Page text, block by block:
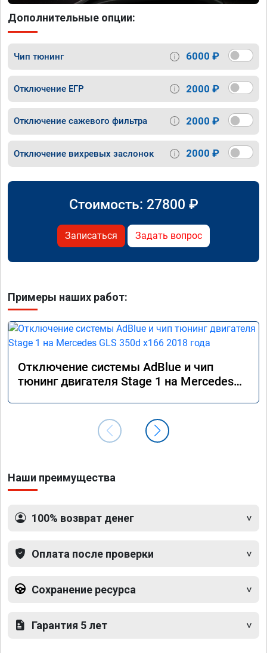
Дополнительные опции:
Чип тюнинг 6000 ₽
Отключение ЕГР 2000 ₽
Отключение сажевого фильтра 2000 ₽
Отключение вихревых заслонок 2000 ₽
Стоимость: 27800 ₽
Записаться Задать вопрос
Примеры наших работ:
Отключение системы AdBlue и чип
тюнинг двигателя Stage 1 на Mercedes
Наши преимущества
100% возврат денег
Оплата после проверки
Сохранение ресурса
Гарантия 5 лет